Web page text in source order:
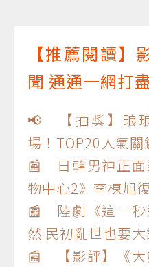
【推薦閱讀】
聞 通通一網打
📢 【抽獎】琅
場！TOP20人氣
📰 日韓男神正面
物中心2》李棟旭
📰 陸劇《這一秒
然 民初亂世也要
📰 【影評】《大